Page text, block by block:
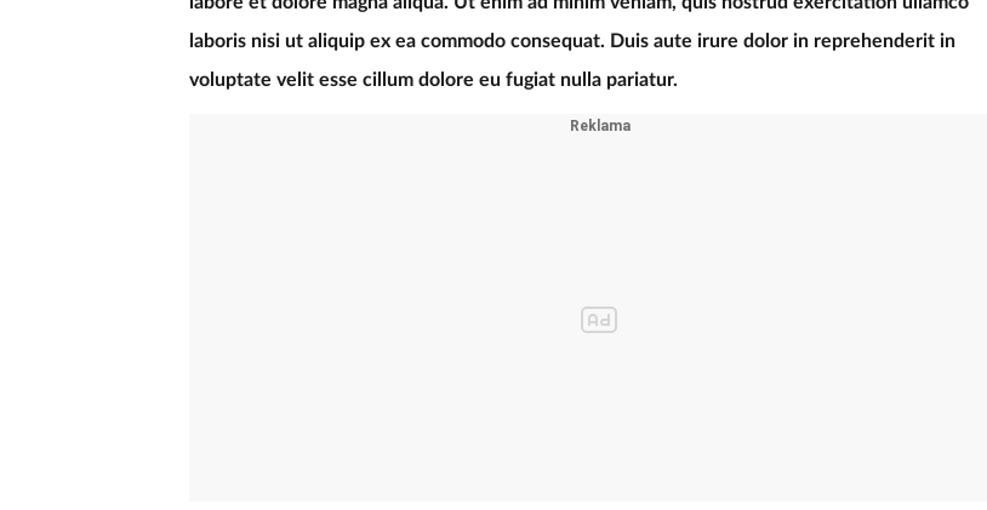
laboris nisi ut aliquip ex ea commodo consequat. Duis aute irure dolor in reprehenderit in
voluptate velit esse cillum dolore eu fugiat nulla pariatur.